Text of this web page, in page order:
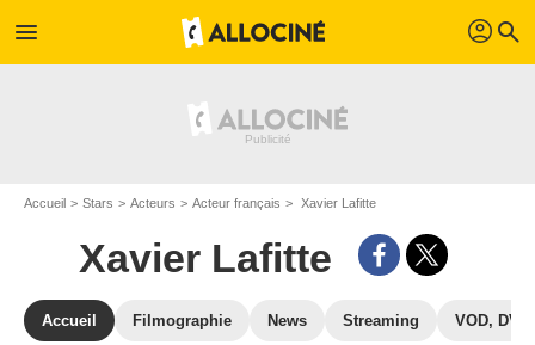
menu profil search
Accueil Stars Acteurs Acteur français Xavier Lafitte
Xavier Lafitte
Accueil Filmographie News Streaming VOD, DVD